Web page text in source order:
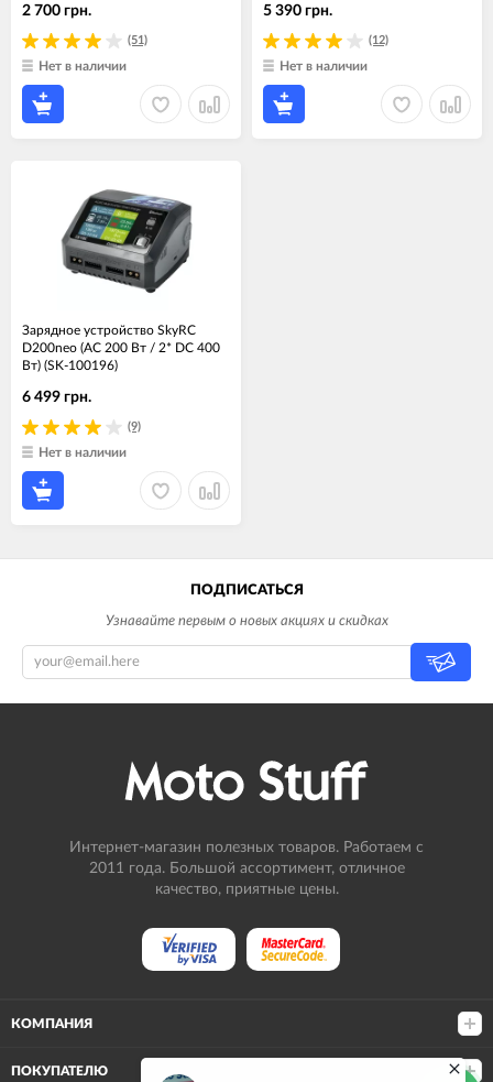
(51)
2 700 грн.
Нет в наличии
(12)
5 390 грн.
Нет в наличии
Зарядное устройство SkyRC
D200neo (АС 200 Вт / 2* DC 400
Вт) (SK-100196)
(9)
6 499 грн.
Нет в наличии
ПОДПИСАТЬСЯ
Узнавайте первым о новых акциях и скидках
Интернет-магазин полезных товаров. Работаем с
2011 года. Большой ассортимент, отличное
качество, приятные цены.
КОМПАНИЯ
ПОКУПАТЕЛЮ